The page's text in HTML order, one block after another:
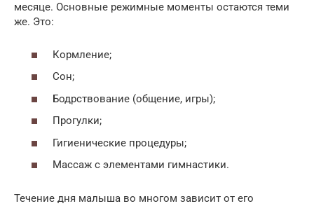
месяце. Основные режимные моменты остаются теми
же. Это:
Кормление;
Сон;
Бодрствование (общение, игры);
Прогулки;
Гигиенические процедуры;
Массаж с элементами гимнастики.
Течение дня малыша во многом зависит от его